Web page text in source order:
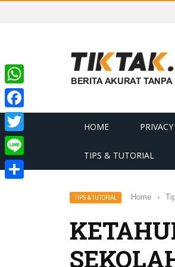
HOME
TIPS & TUTORIAL
TIPS & TUTORIAL Home ›
WhatsApp
Facebook
Twitter
Line